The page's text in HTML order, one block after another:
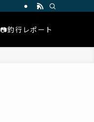
📷釣行レポート